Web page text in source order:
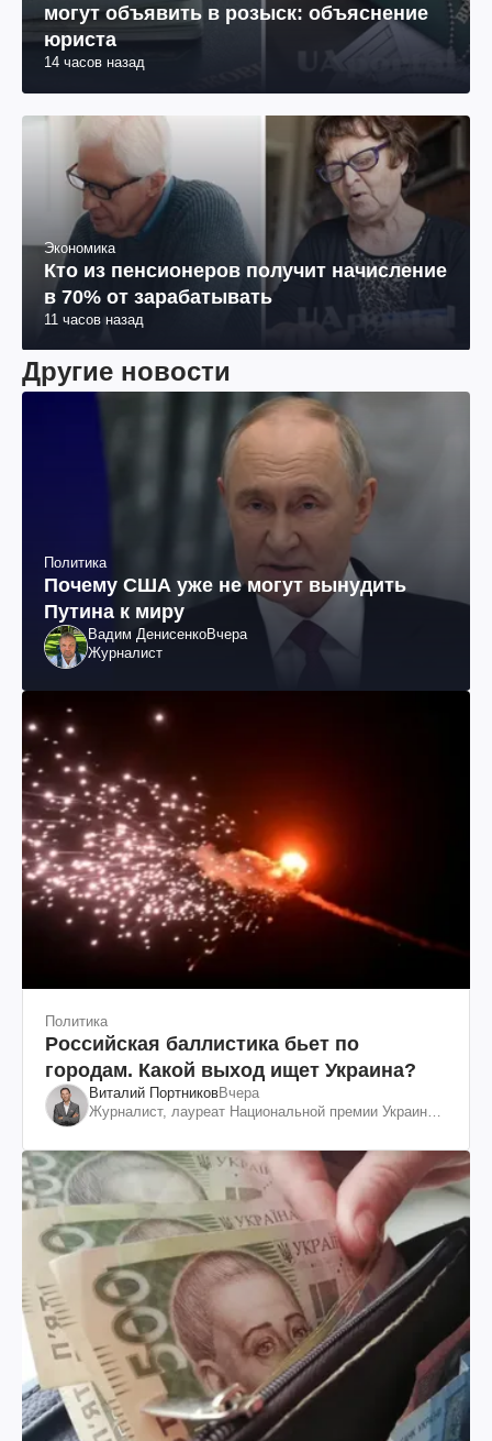
могут объявить в розыск: объяснение
юриста
14 часов назад
Экономика
Кто из пенсионеров получит начисление
в 70% от зарабатывать
11 часов назад
Другие новости
Политика
Почему США уже не могут вынудить
Путина к миру
Вадим ДенисенкоВчера
Журналист
Политика
Российская баллистика бьет по
городам. Какой выход ищет Украина?
Виталий ПортниковВчера
Журналист, лауреат Национальной премии Украины